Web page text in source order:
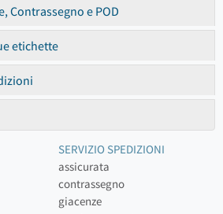
Contrassegno e POD
etichette
SERVIZIO SPEDIZIONI
assicurata
contrassegno
giacenze